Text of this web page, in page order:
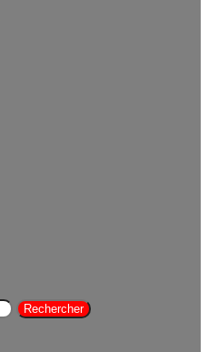
Rechercher